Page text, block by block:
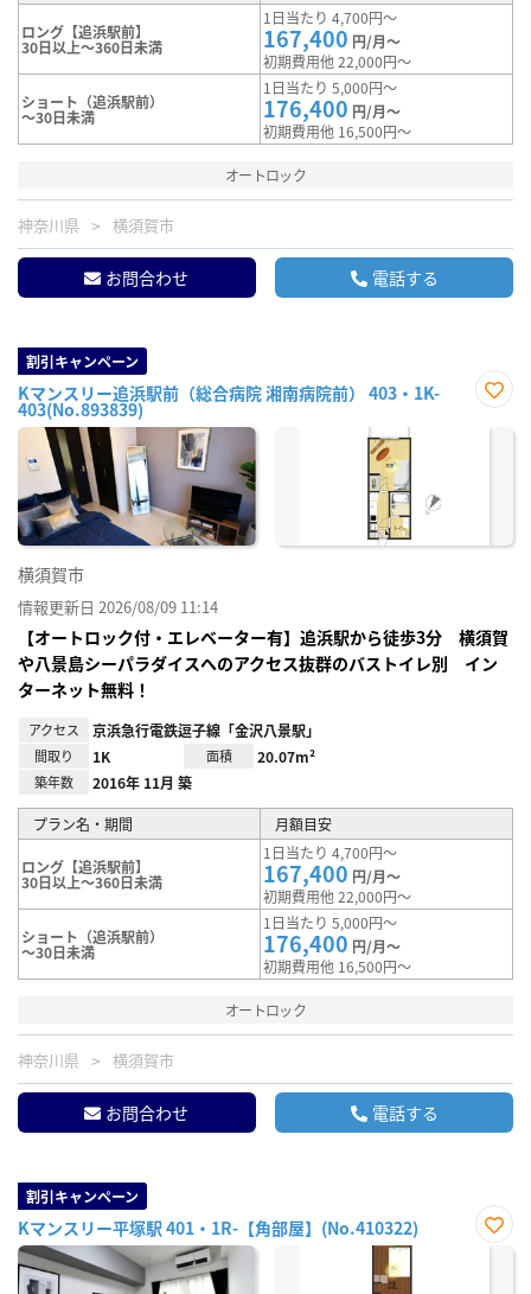
ロング【追浜駅前】
30日以上～360日未満
1日当たり 4,700円～
167,400 円/月～
初期費用他 22,000円～
ショート（追浜駅前）
～30日未満
1日当たり 5,000円～
176,400 円/月～
初期費用他 16,500円～
オートロック
神奈川県 横須賀市
お問合わせ 電話する
割引キャンペーン
Kマンスリー追浜駅前（総合病院 湘南病院前） 403・1K-
403(No.893839)
に入
横須賀市
情報更新日 2026/08/09 11:14
【オートロック付・エレベーター有】追浜駅から徒歩3分 横須賀
や八景島シーパラダイスへのアクセス抜群のバストイレ別 イン
ターネット無料！
アクセス 京浜急行電鉄逗子線「金沢八景駅」
間取り 1K 面積 20.07m²
築年数 2016年 11月 築
プラン名・期間 月額目安
ロング【追浜駅前】
30日以上～360日未満
1日当たり 4,700円～
167,400 円/月～
初期費用他 22,000円～
ショート（追浜駅前）
～30日未満
1日当たり 5,000円～
176,400 円/月～
初期費用他 16,500円～
オートロック
神奈川県 横須賀市
お問合わせ 電話する
割引キャンペーン
Kマンスリー平塚駅 401・1R-【角部屋】(No.410322)
お気